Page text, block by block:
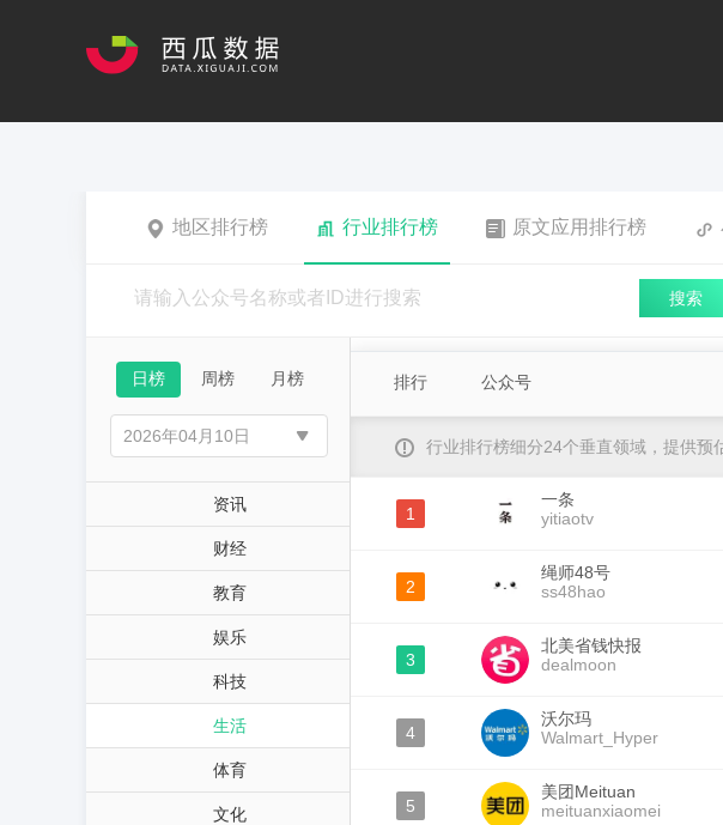
地区排行榜 行业排行榜 原文应用排行榜
搜索
日榜 周榜 月榜
资讯
财经
教育
娱乐
科技
生活
体育
文化
排行 公众号
行业排行榜细分24个垂直领域，提供预
1
一条
yitiaotv
2
绳师48号
ss48hao
3
北美省钱快报
dealmoon
4
沃尔玛
Walmart_Hyper
5
美团Meituan
meituanxiaomei